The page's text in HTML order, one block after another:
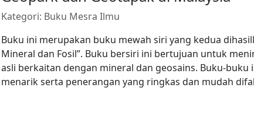
Kategori: Buku Mesra Ilmu
Buku ini merupakan buku mewah siri yang kedua
Mineral dan Fosil”. Buku bersiri ini bertujuan untuk
asli berkaitan dengan mineral dan geosains. Buku-
menarik serta penerangan yang ringkas dan mudah